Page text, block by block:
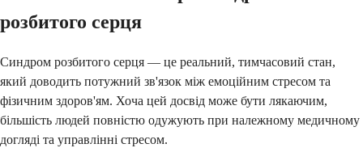
розбитого серця
Синдром розбитого серця — це реальний, тимчасовий стан,
який доводить потужний зв'язок між емоційним стресом та
фізичним здоров'ям. Хоча цей досвід може бути лякаючим,
більшість людей повністю одужують при належному медичному
догляді та управлінні стресом.